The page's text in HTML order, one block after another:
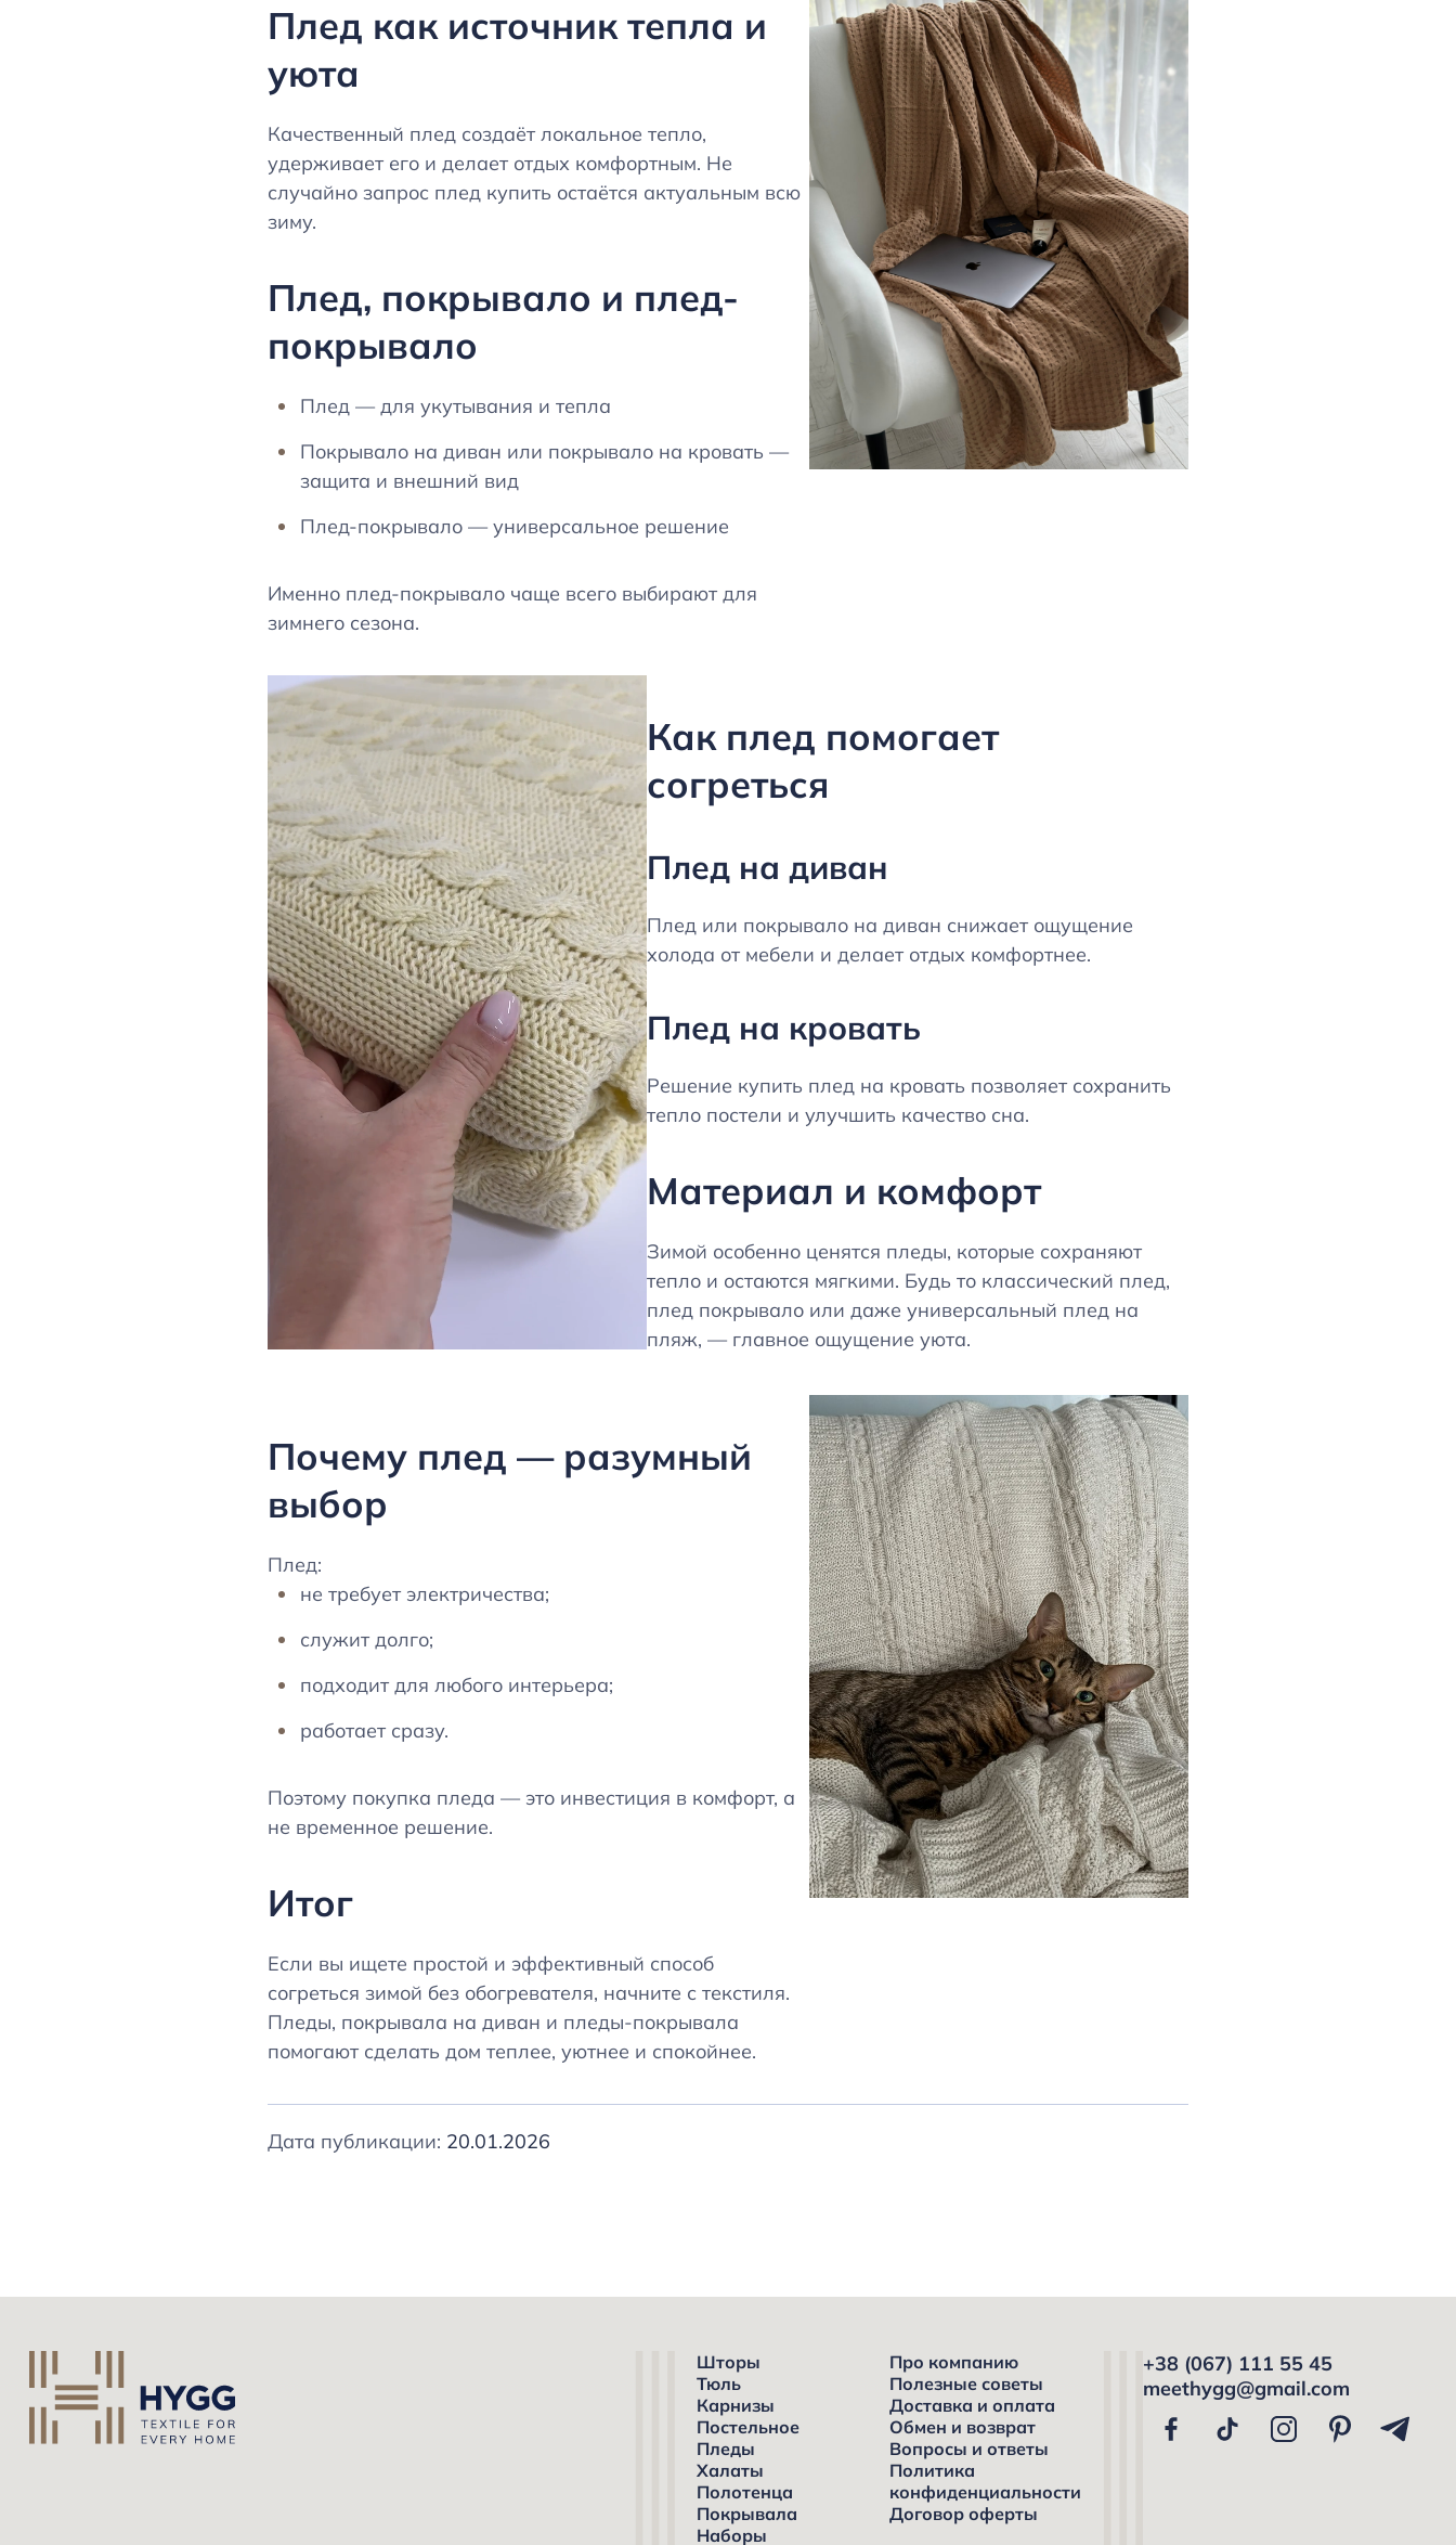
Плед как источник тепла и
уюта
Качественный плед создаёт локальное тепло,
удерживает его и делает отдых комфортным. Не
случайно запрос плед купить остаётся актуальным всю
зиму.
Плед, покрывало и плед-
покрывало
Плед — для укутывания и тепла
Покрывало на диван или покрывало на кровать —
защита и внешний вид
Плед-покрывало — универсальное решение
Именно плед-покрывало чаще всего выбирают для
зимнего сезона.
Как плед помогает
согреться
Плед на диван
Плед или покрывало на диван снижает ощущение
холода от мебели и делает отдых комфортнее.
Плед на кровать
Решение купить плед на кровать позволяет сохранить
тепло постели и улучшить качество сна.
Материал и комфорт
Зимой особенно ценятся пледы, которые сохраняют
тепло и остаются мягкими. Будь то классический плед,
плед покрывало или даже универсальный плед на
пляж, — главное ощущение уюта.
Почему плед — разумный
выбор
Плед:
не требует электричества;
служит долго;
подходит для любого интерьера;
работает сразу.
Поэтому покупка пледа — это инвестиция в комфорт, а
не временное решение.
Итог
Если вы ищете простой и эффективный способ
согреться зимой без обогревателя, начните с текстиля.
Пледы, покрывала на диван и пледы-покрывала
помогают сделать дом теплее, уютнее и спокойнее.
Дата публикации: 20.01.2026
Шторы
Тюль
Карнизы
Постельное
Пледы
Халаты
Полотенца
Покрывала
Наборы
Про компанию
Полезные советы
Доставка и оплата
Обмен и возврат
Вопросы и ответы
Политика
конфиденциальности
Договор оферты
+38 (067) 111 55 45
meethygg@gmail.com